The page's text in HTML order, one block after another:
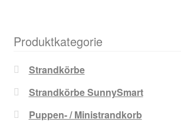
Produktkategorie
Strandkörbe
Strandkörbe SunnySmart
Puppen- / Ministrandkorb